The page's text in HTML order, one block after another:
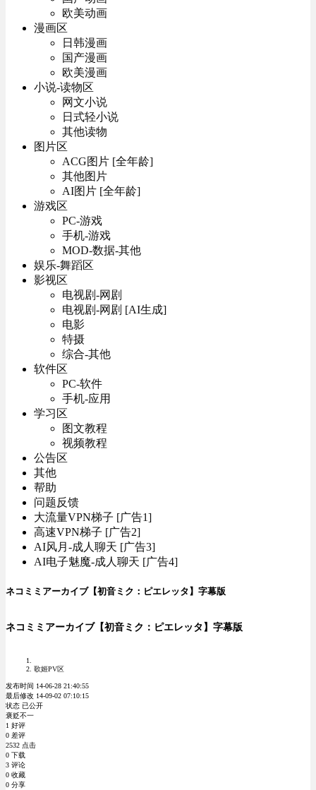
欧美动画
漫画区
日韩漫画
国产漫画
欧美漫画
小说-读物区
网文小说
日式轻小说
其他读物
图片区
ACG图片 [全年龄]
其他图片
AI图片 [全年龄]
游戏区
PC-游戏
手机-游戏
MOD-数据-其他
娱乐-舞蹈区
影视区
电视剧-网剧
电视剧-网剧 [AI生成]
电影
特摄
综合-其他
软件区
PC-软件
手机-应用
学习区
图文教程
视频教程
公告区
其他
帮助
问题反馈
大流量VPN梯子 [广告1]
高速VPN梯子 [广告2]
AI风月-成人聊天 [广告3]
AI电子魅魔-成人聊天 [广告4]
ネコミミアーカイブ【初音ミク：ピエレッタ】字幕版
ネコミミアーカイブ【初音ミク：ピエレッタ】字幕版
歌姬PV区
发布时间 14-06-28 21:40:55
最后修改 14-09-02 07:10:15
状态 已公开
褒贬不一
1 好评
0 差评
2532 点击
0 下载
3 评论
0 收藏
0 分享